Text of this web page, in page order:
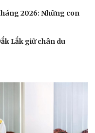
2026: Những con
Lắk giữ chân du